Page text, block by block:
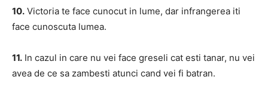
10. Victoria te face cunocut in lume, dar infrangerea iti
face cunoscuta lumea.
11. In cazul in care nu vei face greseli cat esti tanar, nu vei
avea de ce sa zambesti atunci cand vei fi batran.